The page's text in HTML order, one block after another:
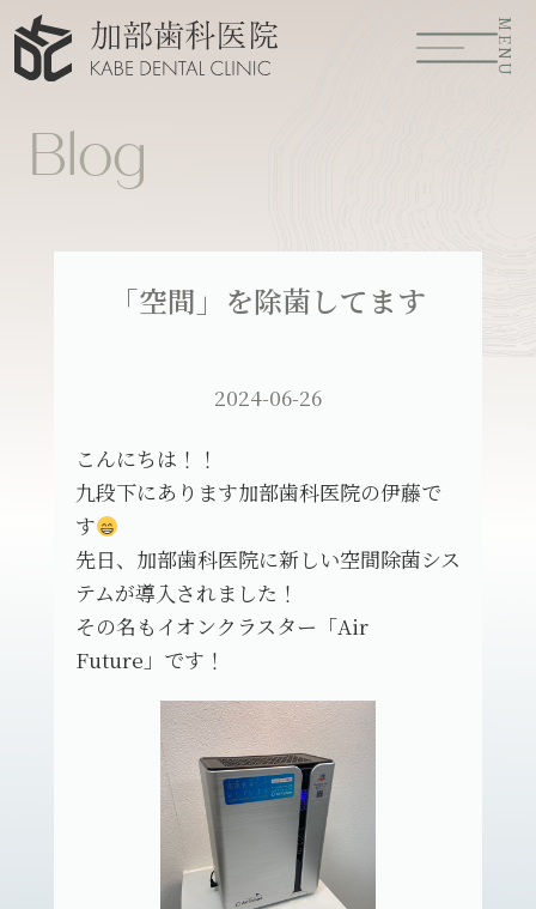
MENU
Blog
「空間」を除菌してます
2024-06-26
こんにちは！！
九段下にあります加部歯科医院の伊藤で
す
先日、加部歯科医院に新しい空間除菌シス
テムが導入されました！
その名もイオンクラスター「Air
Future」です！